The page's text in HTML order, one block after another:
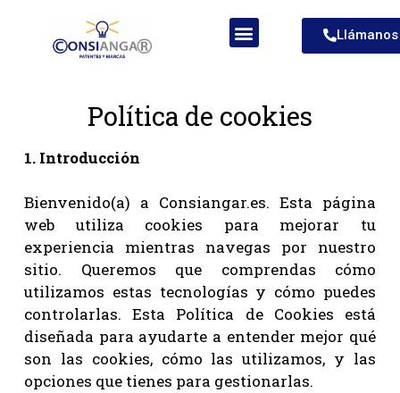
Llámanos
Política de cookies
1. Introducción
Bienvenido(a) a Consiangar.es. Esta página
web utiliza cookies para mejorar tu
experiencia mientras navegas por nuestro
sitio. Queremos que comprendas cómo
utilizamos estas tecnologías y cómo puedes
controlarlas. Esta Política de Cookies está
diseñada para ayudarte a entender mejor qué
son las cookies, cómo las utilizamos, y las
opciones que tienes para gestionarlas.